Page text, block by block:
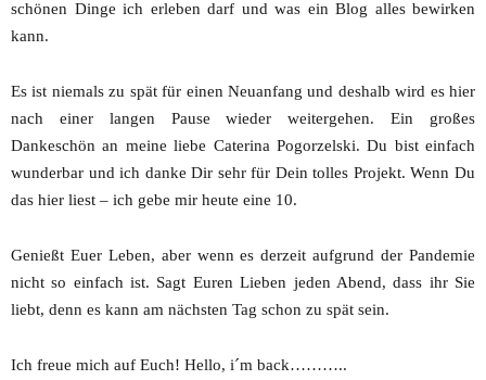
schönen Dinge ich erleben darf und was ein Blog alles bewirken
kann.
Es ist niemals zu spät für einen Neuanfang und deshalb wird es hier
nach einer langen Pause wieder weitergehen. Ein großes
Dankeschön an meine liebe Caterina Pogorzelski. Du bist einfach
wunderbar und ich danke Dir sehr für Dein tolles Projekt. Wenn Du
das hier liest – ich gebe mir heute eine 10.
Genießt Euer Leben, aber wenn es derzeit aufgrund der Pandemie
nicht so einfach ist. Sagt Euren Lieben jeden Abend, dass ihr Sie
liebt, denn es kann am nächsten Tag schon zu spät sein.
Ich freue mich auf Euch! Hello, i´m back………..